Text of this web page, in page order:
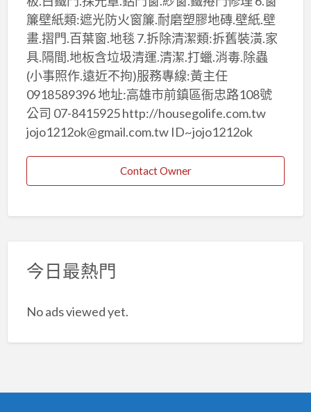
簾壁紙類:遮光防火窗簾.耐磨塑膠地磚.壁紙.壁
畫.摺門.百葉窗.地毯 7.拆除清潔類:拆舊裝潢.家
具.隔間.地板含垃圾清運.清潔.打蠟.消毒.除蟲
(小事照作.遠近不拘)服務專線:黃主任
0918589396 地址:高雄市前鎮區衙忠路108號
公司 07-8415925 http://housegolife.com.tw
jojo1212ok@gmail.com.tw ID~jojo1212ok
Contact Owner
今日最熱門
No ads viewed yet.